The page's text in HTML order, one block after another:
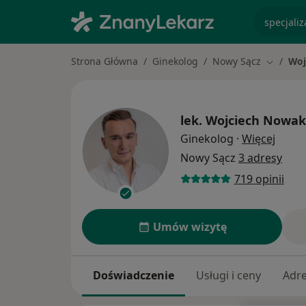
Strona Główna Ginekolog Nowy Sącz Zmień
lek. Wojciech Nowak
Ginekolog · Więcej
Nowy Sącz 3 adresy
719 opinii
Umów wizytę
Doświadczenie Usługi i ceny